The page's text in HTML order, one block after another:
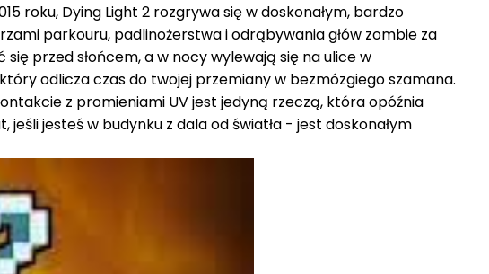
roku, Dying Light 2 rozgrywa się w doskonałym, bardzo
parkouru, padlinożerstwa i odrąbywania głów zombie za
przed słońcem, a w nocy wylewają się na ulice w
odlicza czas do twojej przemiany w bezmózgiego szamana.
z promieniami UV jest jedyną rzeczą, która opóźnia
jesteś w budynku z dala od światła - jest doskonałym